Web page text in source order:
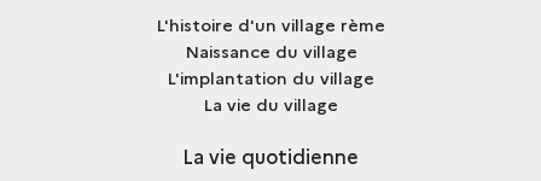
L'histoire d'un village rème
Naissance du village
L'implantation du village
La vie du village
La vie quotidienne